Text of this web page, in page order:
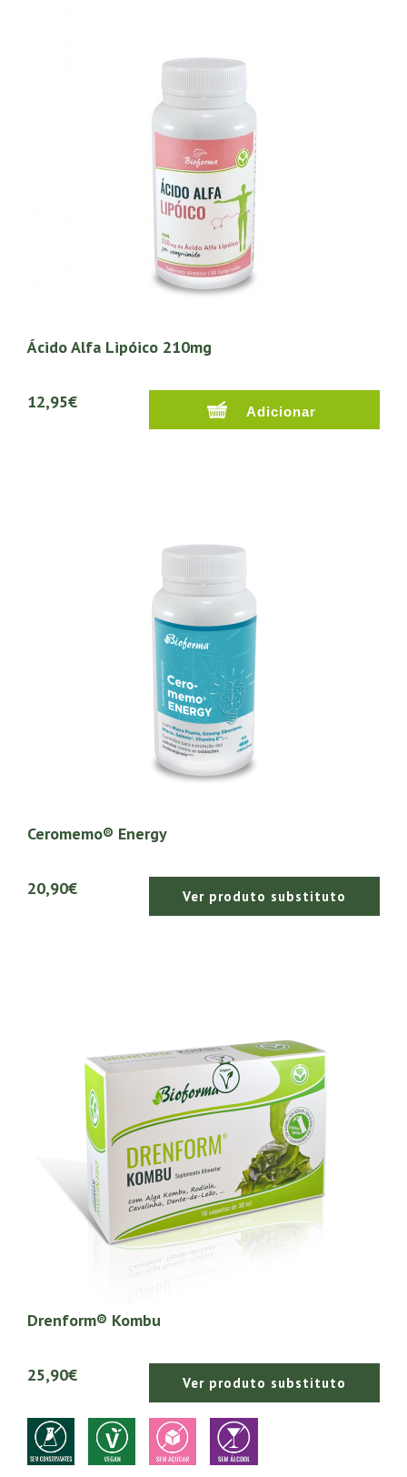
Ácido Alfa Lipóico 210mg
12,95€
Ceromemo® Energy
20,90€ Ver produto substituto
Drenform® Kombu
25,90€ Ver produto substituto